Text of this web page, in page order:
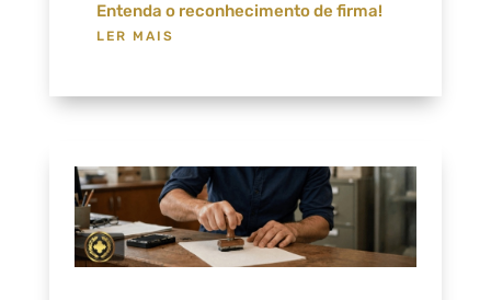
Entenda o reconhecimento de firma!
LER MAIS